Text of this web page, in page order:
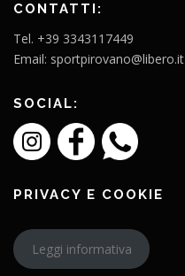
CONTATTI:
Tel. +39 3343117449
Email: sportpirovano@libero.it
SOCIAL:
PRIVACY E COOKIE
Leggi informativa